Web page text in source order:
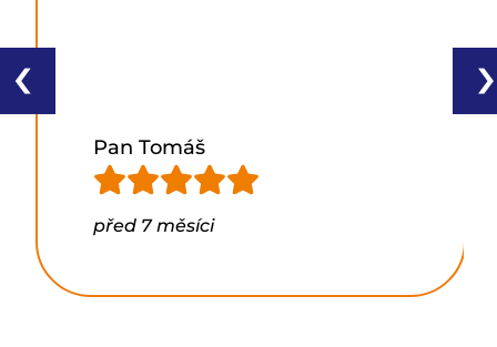
Pan Tomáš
před 7 měsíci
‹ ›